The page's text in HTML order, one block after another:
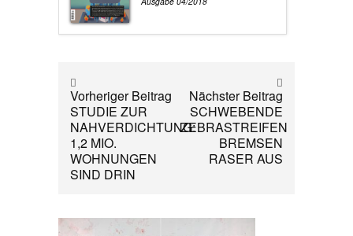
Vorheriger Beitrag
STUDIE ZUR
NAHVERDICHTUNG:
1,2 MIO.
WOHNUNGEN
SIND DRIN
Nächster Beitrag
SCHWEBENDE
ZEBRASTREIFEN
BREMSEN
RASER AUS